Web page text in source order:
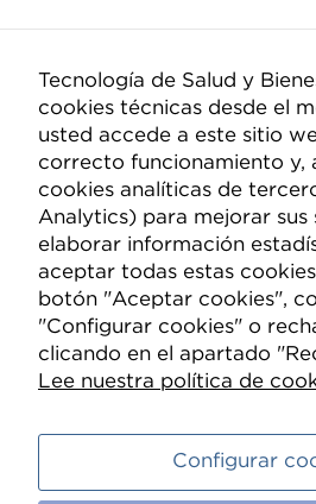
Compañía
Quiénes somos
Nueva Mutua Sanitaria
Contacto
Información
Política de Privacidad
Condiciones de compra
Aviso legal
Tecnología de Salud y
cookies técnicas desde el
usted accede a este sitio
correcto funcionamiento y,
cookies analíticas de
Analytics) para mejorar sus
elaborar información
aceptar todas estas cookies
botón "Aceptar cookies",
"Configurar cookies" o
clicando en el apartado
Lee nuestra política de
Configurar